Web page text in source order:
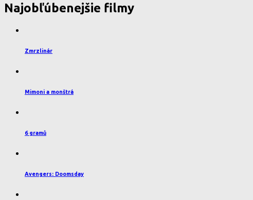
Najobľúbenejšie filmy
Zmrzlinár
Mimoni a monštrá
6 gramů
Avengers: Doomsday